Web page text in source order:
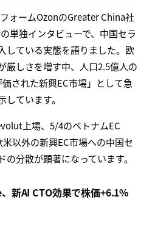
Chinese Sellers Flocking to
population of 250 million